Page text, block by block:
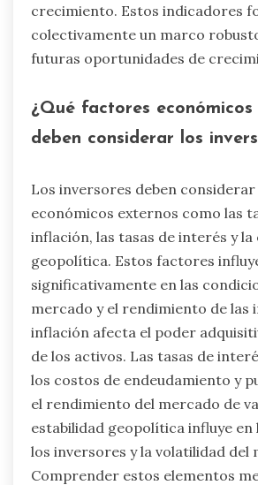
crecimiento. Estos indicadores
colectivamente un marco
futuras oportunidades de
¿Qué factores económicos
deben considerar los
Los inversores deben
económicos externos como las
inflación, las tasas de interés y la
geopolítica. Estos factores
significativamente en las
mercado y el rendimiento de las
inflación afecta el poder
de los activos. Las tasas de
los costos de endeudamiento y
el rendimiento del mercado de
estabilidad geopolítica influye en
los inversores y la volatilidad del
Comprender estos elementos